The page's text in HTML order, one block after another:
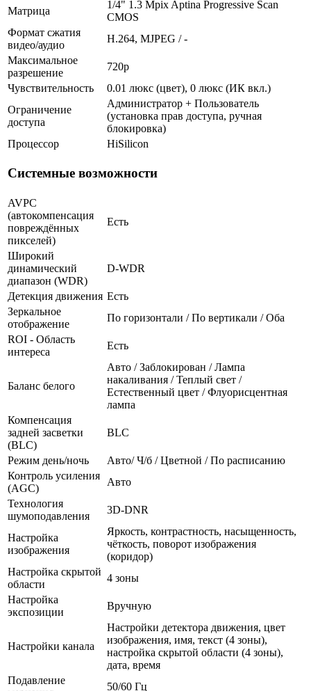
Матрица
1/4" 1.3 Mpix Aptina Progressive Scan
CMOS
Формат сжатия
видео/аудио
H.264, MJPEG / -
Максимальное
разрешение
720p
Чувствительность
0.01 люкс (цвет), 0 люкс (ИК вкл.)
Ограничение
доступа
Администратор + Пользователь
(установка прав доступа, ручная
блокировка)
Процессор
HiSilicon
Системные возможности
AVPC
(автокомпенсация
повреждённых
пикселей)
Есть
Широкий
динамический
диапазон (WDR)
D-WDR
Детекция движения Есть
Зеркальное
отображение
По горизонтали / По вертикали / Оба
ROI - Область
интереса
Есть
Баланс белого
Авто / Заблокирован / Лампа
накаливания / Теплый свет /
Естественный цвет / Флуорисцентная
лампа
Компенсация
задней засветки
(BLC)
BLC
Режим день/ночь
Авто/ Ч/б / Цветной / По расписанию
Контроль усиления
(AGC)
Авто
Технология
шумоподавления
3D-DNR
Настройка
изображения
Яркость, контрастность, насыщенность,
чёткость, поворот изображения
(коридор)
Настройка скрытой
области
4 зоны
Настройка
экспозиции
Вручную
Настройки канала
Настройки детектора движения, цвет
изображения, имя, текст (4 зоны),
настройка скрытой области (4 зоны),
дата, время
Подавление
50/60 Гц